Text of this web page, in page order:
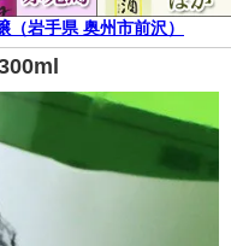
（岩手県 奥州市前沢）